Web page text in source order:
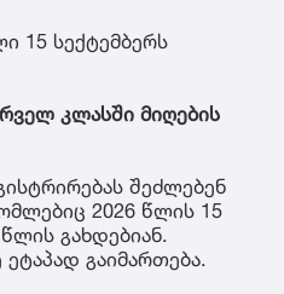
15 სექტემბერს
კლასში მიღების
შეძლებენ
2026 წლის 15
გახდებიან.
გაიმართება.